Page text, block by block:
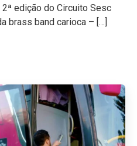
edição do Circuito Sesc
brass band carioca – […]